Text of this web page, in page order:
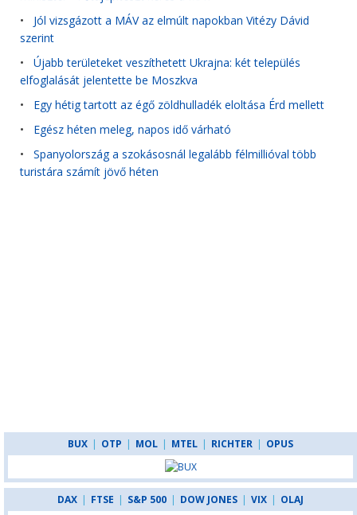
• Jól vizsgázott a MÁV az elmúlt napokban Vitézy Dávid
szerint
• Újabb területeket veszíthetett Ukrajna: két település
elfoglalását jelentette be Moszkva
• Egy hétig tartott az égő zöldhulladék eloltása Érd mellett
• Egész héten meleg, napos idő várható
• Spanyolország a szokásosnál legalább félmillióval több
turistára számít jövő héten
BUX | OTP | MOL | MTEL | RICHTER | OPUS
DAX | FTSE | S&P 500 | DOW JONES | VIX | OLAJ